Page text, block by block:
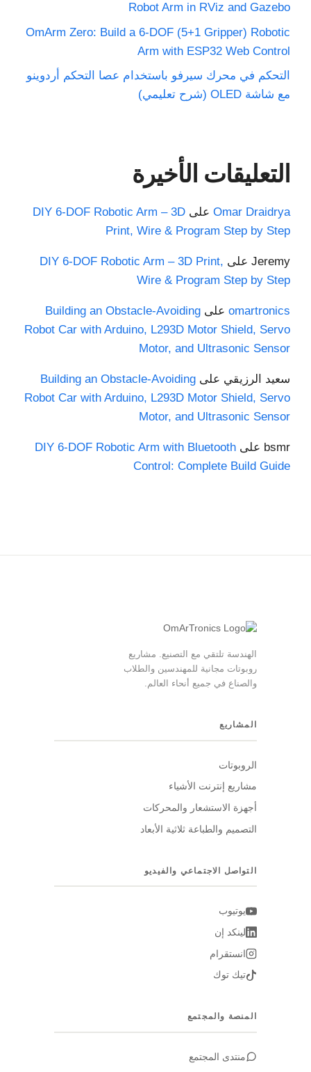
Robot Arm in RViz and Gazebo
OmArm Zero: Build a 6-DOF (5+1 Gripper) Robotic
Arm with ESP32 Web Control
التحكم في محرك سيرفو باستخدام عصا التحكم أردوينو
مع شاشة OLED (شرح تعليمي)
التعليقات الأخيرة
Omar Draidrya على DIY 6-DOF Robotic Arm – 3D
Print, Wire & Program Step by Step
Jeremy على DIY 6-DOF Robotic Arm – 3D Print,
Wire & Program Step by Step
omartronics على Building an Obstacle-Avoiding
Robot Car with Arduino, L293D Motor Shield, Servo
Motor, and Ultrasonic Sensor
سعيد الرزيقي على Building an Obstacle-Avoiding
Robot Car with Arduino, L293D Motor Shield, Servo
Motor, and Ultrasonic Sensor
bsmr على DIY 6-DOF Robotic Arm with Bluetooth
Control: Complete Build Guide
الهندسة تلتقي مع التصنيع. مشاريع
روبوتات مجانية للمهندسين والطلاب
والصناع في جميع أنحاء العالم.
المشاريع
الروبوتات
مشاريع إنترنت الأشياء
أجهزة الاستشعار والمحركات
التصميم والطباعة ثلاثية الأبعاد
التواصل الاجتماعي والفيديو
يوتيوب
لينكد إن
انستقرام
تيك توك
المنصة والمجتمع
منتدى المجتمع